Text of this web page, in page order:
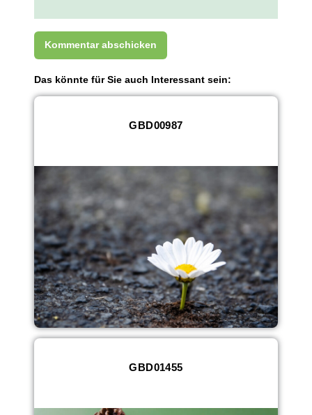
Das könnte für Sie auch Interessant sein:
GBD00987
GBD01455